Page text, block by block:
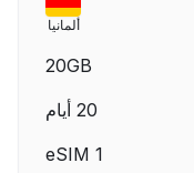
ألمانيا
20GB
20 أيام
1